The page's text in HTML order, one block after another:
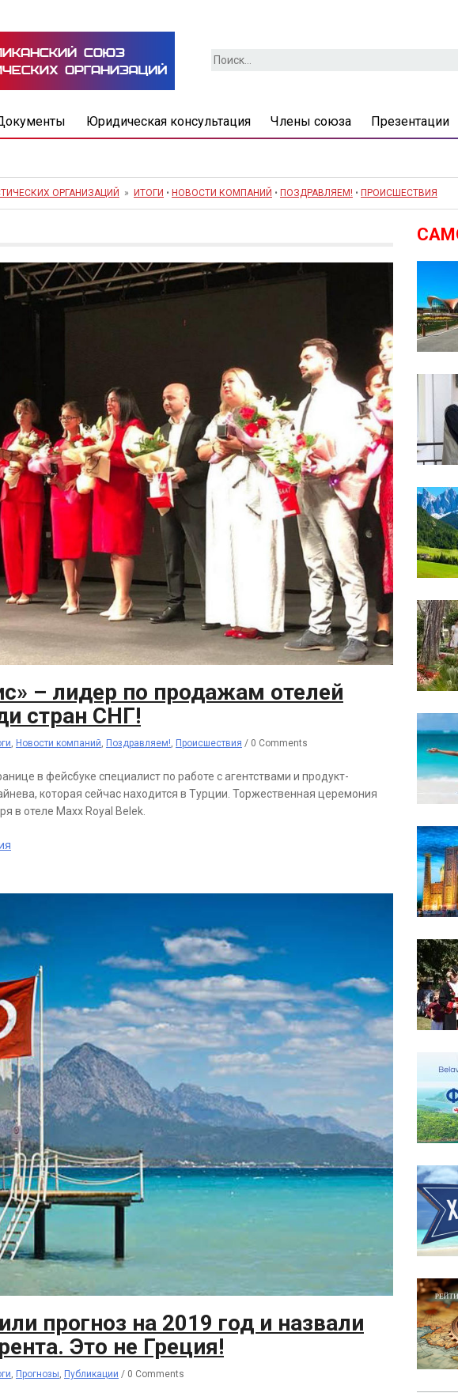
Найти:
Юридическая консультация Члены союза Презентации
ОРГАНИЗАЦИЙ » ИТОГИ • НОВОСТИ КОМПАНИЙ • ПОЗДРАВЛЯЕМ! • ПРОИСШЕСТВИЯ
– лидер по продажам отелей
стран СНГ!
, Новости компаний, Поздравляем!, Происшествия / 0 Comments
в фейсбуке специалист по работе с агентствами и продукт-
которая сейчас находится в Турции. Торжественная церемония
в отеле Maxx Royal Belek.
прогноз на 2019 год и назвали
Это не Греция!
, Прогнозы, Публикации / 0 Comments